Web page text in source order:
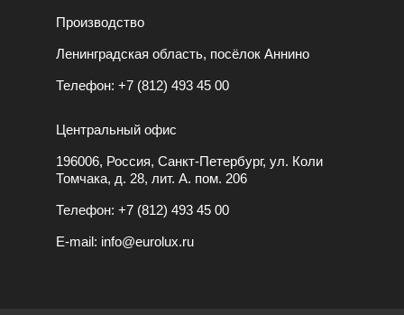
Производство
Ленинградская область, посёлок Аннино
Телефон: +7 (812) 493 45 00
Центральный офис
196006, Россия, Санкт-Петербург, ул. Коли
Томчака, д. 28, лит. А. пом. 206
Телефон: +7 (812) 493 45 00
E-mail: info@eurolux.ru